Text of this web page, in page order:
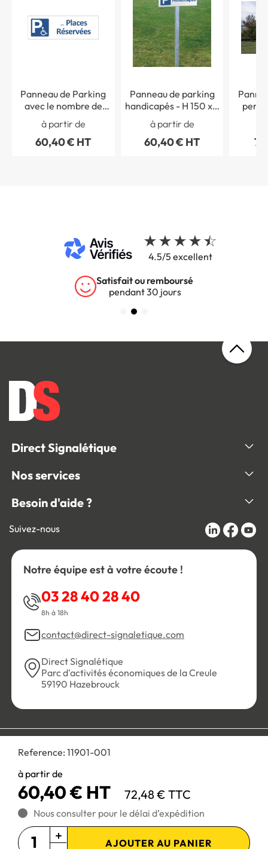
Reference: 11901-001
à partir de
60,40 € HT 72,48 € TTC
Nous consulter pour le délai d’expédition
AJOUTER AU PANIER
Panneau de Parking
avec le nombre de
places Réservées aux
Handicapés - H 150 x L
450 mm - Alu dibond 3
à partir de
60,40 € HT
Panneau de parking
handicapés - H 150 x L
450 mm - Alu dibond 3
mm
à partir de
60,40 € HT
4.5/5 excellent
ou remboursé
Direct Signalétique
Nos services
Besoin d'aide ?
Suivez-nous
Notre équipe est à votre écoute !
03 28 40 28 40
8h à 18h
contact@direct-signaletique.com
Direct Signalétique
Parc d'activités économiques de la Creule
59190 Hazebrouck
Personnaliser les cookies
Paiement 100% sécurisé :